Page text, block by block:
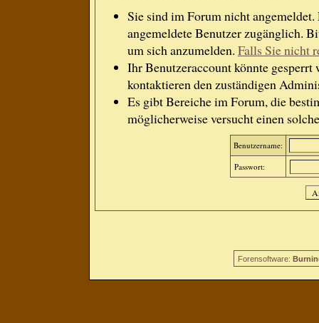
Sie sind im Forum nicht
angemeldete Benutzer zugänglich.
um sich anzumelden. Falls Sie nicht
Ihr Benutzeraccount könnte gesperrt
kontaktieren den zuständigen
Es gibt Bereiche im Forum, die
möglicherweise versucht einen
Benutzername:
Passwort:
Forensoftware: